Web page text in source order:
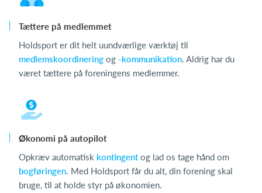
Tættere på medlemmet
Holdsport er dit helt uundværlige værktøj til
medlemskoordinering og -kommunikation. Aldrig har du
været tættere på foreningens medlemmer.
Økonomi på autopilot
Opkræv automatisk kontingentog lad os tage hånd om
bogføringen. Med Holdsport får du alt, din forening skal
bruge, til at holde styr på økonomien.